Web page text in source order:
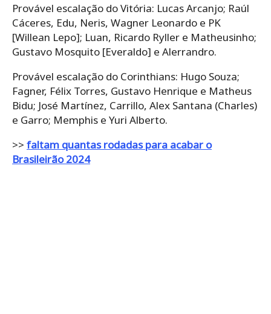
Provável escalação do Vitória: Lucas Arcanjo; Raúl
Cáceres, Edu, Neris, Wagner Leonardo e PK
[Willean Lepo]; Luan, Ricardo Ryller e Matheusinho;
Gustavo Mosquito [Everaldo] e Alerrandro.
Provável escalação do Corinthians: Hugo Souza;
Fagner, Félix Torres, Gustavo Henrique e Matheus
Bidu; José Martínez, Carrillo, Alex Santana (Charles)
e Garro; Memphis e Yuri Alberto.
>> faltam quantas rodadas para acabar o
Brasileirão 2024